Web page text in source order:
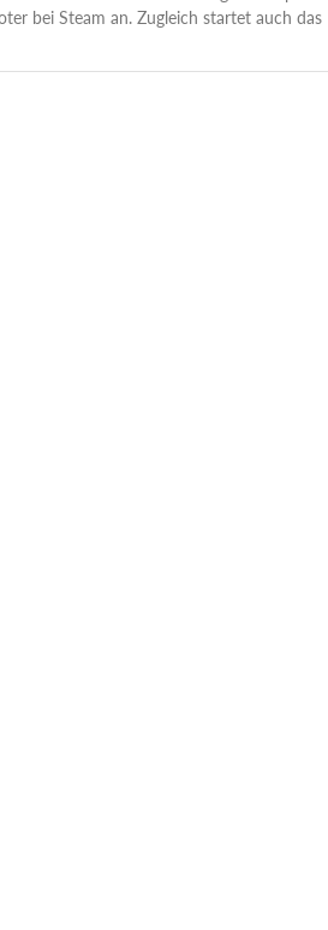
bei Steam an. Zugleich startet auch das
Pass genannt) mitbringen. Über 100